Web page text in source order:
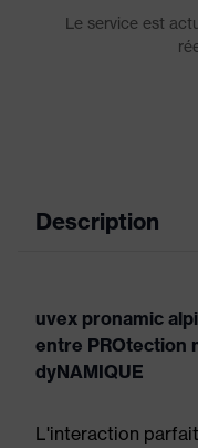
Description
uvex pronamic
entre PROtection
dyNAMIQUE
L'interaction